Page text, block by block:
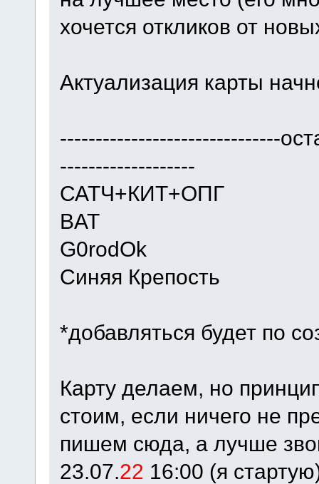
хочется откликов от
Актуализация карты
-------------------------------
-------------------
САТЧ+КИТ+ОПГ
BAT
G0rodOk
Синяя Крепость
*добавляться будет по
Карту делаем, но
стоим, если ничего не
пишем сюда, а лучше
23.07.22 16:00 (я